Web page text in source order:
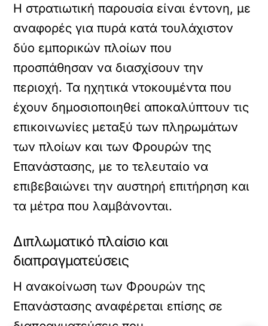
Η στρατιωτική παρουσία είναι έντονη, με
αναφορές για πυρά κατά τουλάχιστον
δύο εμπορικών πλοίων που
προσπάθησαν να διασχίσουν την
περιοχή. Τα ηχητικά ντοκουμέντα που
έχουν δημοσιοποιηθεί αποκαλύπτουν τις
επικοινωνίες μεταξύ των πληρωμάτων
των πλοίων και των Φρουρών της
Επανάστασης, με το τελευταίο να
επιβεβαιώνει την αυστηρή επιτήρηση και
τα μέτρα που λαμβάνονται.
Διπλωματικό πλαίσιο και
διαπραγματεύσεις
Η ανακοίνωση των Φρουρών της
Επανάστασης αναφέρεται επίσης σε